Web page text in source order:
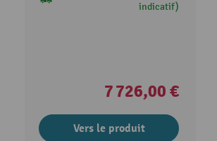
indicatif)
7 726,00 €
Vers le produit